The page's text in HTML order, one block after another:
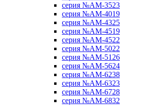
серия №AM-3523
серия №AM-4019
серия №AM-4325
серия №AM-4519
серия №AM-4522
серия №AM-5022
серия №AM-5126
серия №AM-5624
серия №AM-6238
серия №AM-6323
серия №AM-6728
серия №AM-6832